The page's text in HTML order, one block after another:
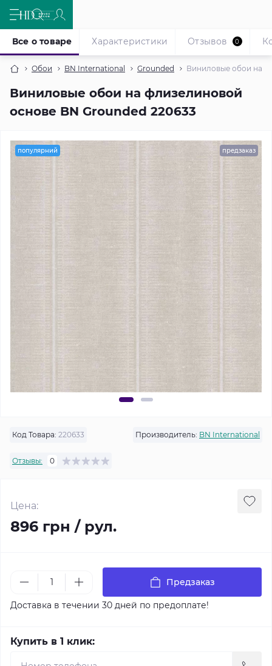
Обои BN International Grounded Виниловые обои на
Виниловые обои на флизелиновой
основе BN Grounded 220633
Все о товаре Характеристики Отзывов 0
популярний предзаказ
Код Товара: 220633 Производитель: BN International
Отзывы: 0
Цена:
896 грн / рул.
Предзаказ
Доставка в течении 30 дней по предоплате!
Купить в 1 клик: